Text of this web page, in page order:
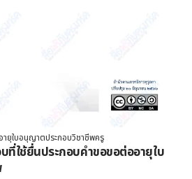
ยุใบอนุญาตประกอบวิชาชีพครู
ที่ใช้ยื่นประกอบคำขอขอต่ออายุใบ